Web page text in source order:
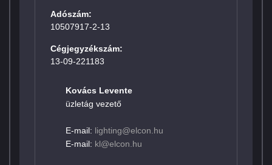
Adószám:
10507917-2-13
Cégjegyzékszám:
13-09-221183
Kovács Levente
üzletág vezető
E-mail: lighting@elcon.hu
E-mail: kl@elcon.hu